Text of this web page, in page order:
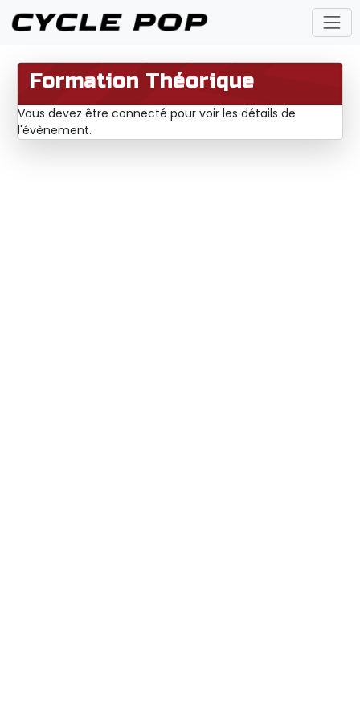
Formation Théorique
Vous devez être connecté pour voir les détails de
l'évènement.